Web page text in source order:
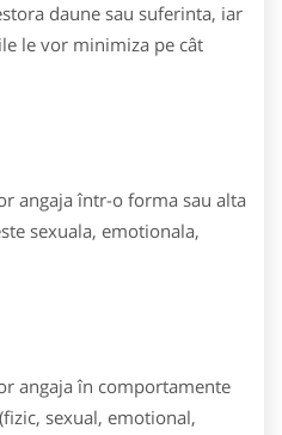
daune sau suferinta, iar
le vor minimiza pe cât
angaja într-o forma sau alta
sexuala, emotionala,
angaja în comportamente
sexual, emotional,